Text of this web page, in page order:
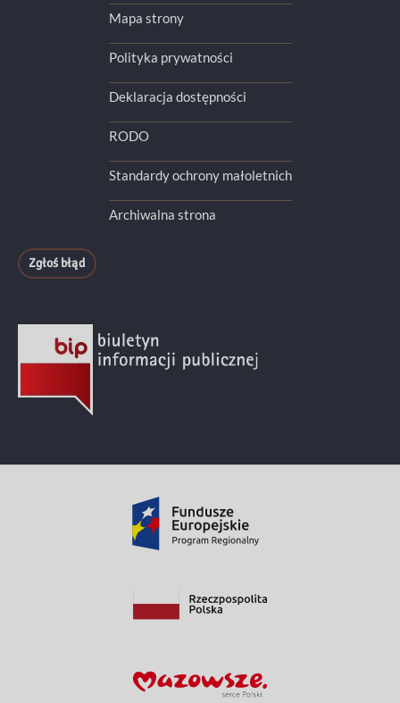
Mapa strony
Polityka prywatności
Deklaracja dostępności
RODO
Standardy ochrony małoletnich
Archiwalna strona
Zgłoś błąd